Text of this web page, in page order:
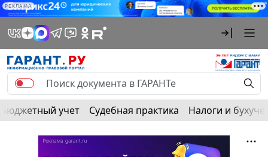
РЕКЛАМА
Бюджетный учет Судебная практика Налоги и